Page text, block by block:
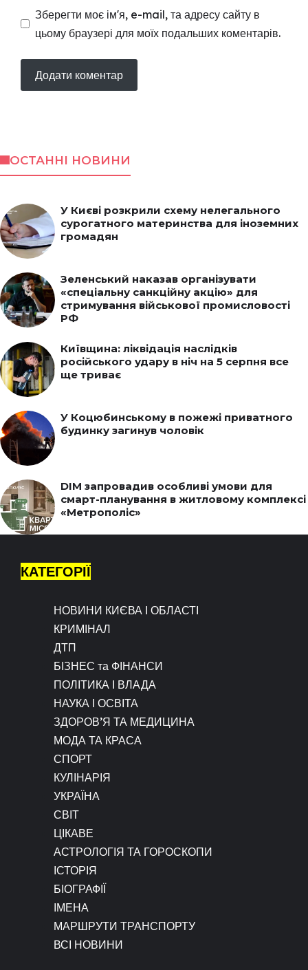
Зберегти моє ім'я, e-mail, та адресу сайту в
цьому браузері для моїх подальших коментарів.
ОСТАННІ НОВИНИ
У Києві розкрили схему нелегального
сурогатного материнства для іноземних
громадян
Зеленський наказав організувати
«спеціальну санкційну акцію» для
стримування військової промисловості
РФ
Київщина: ліквідація наслідків
російського удару в ніч на 5 серпня все
ще триває
У Коцюбинському в пожежі приватного
будинку загинув чоловік
DIM запровадив особливі умови для
смарт-планування в житловому комплексі
«Метрополіс»
КАТЕГОРІЇ
НОВИНИ КИЄВА І ОБЛАСТІ
КРИМІНАЛ
ДТП
БІЗНЕС та ФІНАНСИ
ПОЛІТИКА І ВЛАДА
НАУКА І ОСВІТА
ЗДОРОВ’Я ТА МЕДИЦИНА
МОДА ТА КРАСА
СПОРТ
КУЛІНАРІЯ
УКРАЇНА
СВІТ
ЦІКАВЕ
АСТРОЛОГІЯ ТА ГОРОСКОПИ
ІСТОРІЯ
БІОГРАФІЇ
ІМЕНА
МАРШРУТИ ТРАНСПОРТУ
ВСІ НОВИНИ